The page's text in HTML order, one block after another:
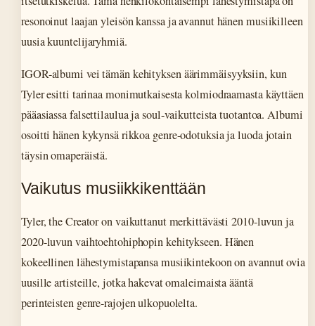
resonoinut laajan yleisön kanssa ja avannut hänen musiikilleen
uusia kuuntelijaryhmiä.
IGOR-albumi vei tämän kehityksen äärimmäisyyksiin, kun
Tyler esitti tarinaa monimutkaisesta kolmiodraamasta käyttäen
pääasiassa falsettilaulua ja soul-vaikutteista tuotantoa. Albumi
osoitti hänen kykynsä rikkoa genre-odotuksia ja luoda jotain
täysin omaperäistä.
Vaikutus musiikkikenttään
Tyler, the Creator on vaikuttanut merkittävästi 2010-luvun ja
2020-luvun vaihtoehtohiphopin kehitykseen. Hänen
kokeellinen lähestymistapansa musiikintekoon on avannut ovia
uusille artisteille, jotka hakevat omaleimaista ääntä
perinteisten genre-rajojen ulkopuolelta.